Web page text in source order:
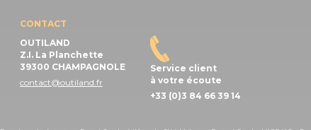
CONTACT
OUTILAND
Z.I. La Planchette
39300 CHAMPAGNOLE
contact@outiland.fr
Service client
à votre écoute
+33 (0)3 84 66 39 14